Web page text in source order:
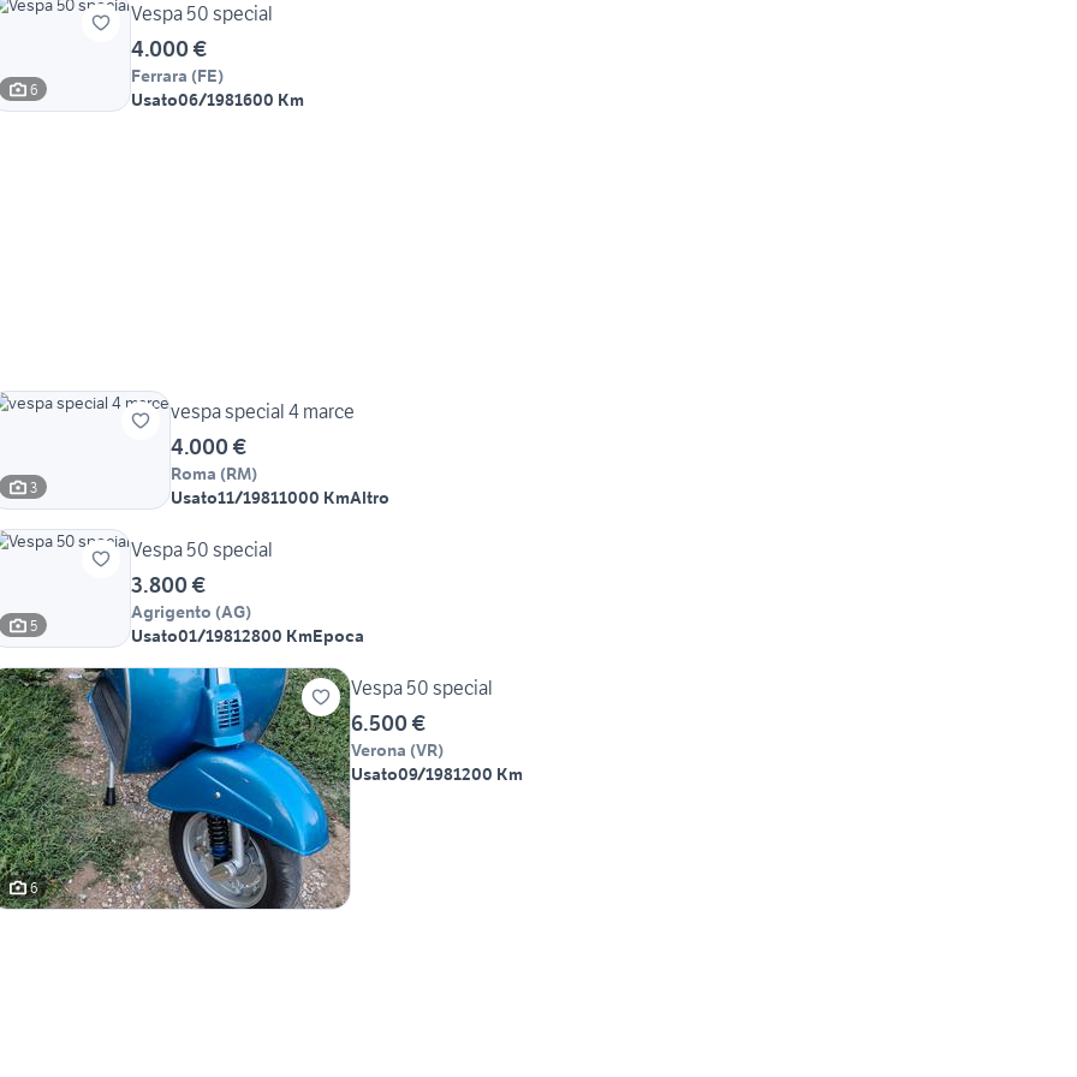
6
Vespa 50 special
4.000 €
Ferrara (FE)
Usato06/1981600 Km
3
vespa special 4 marce
4.000 €
Roma (RM)
Usato11/19811000 KmAltro
5
Vespa 50 special
3.800 €
Agrigento (AG)
Usato01/19812800 KmEpoca
6
Vespa 50 special
6.500 €
Verona (VR)
Usato09/1981200 Km